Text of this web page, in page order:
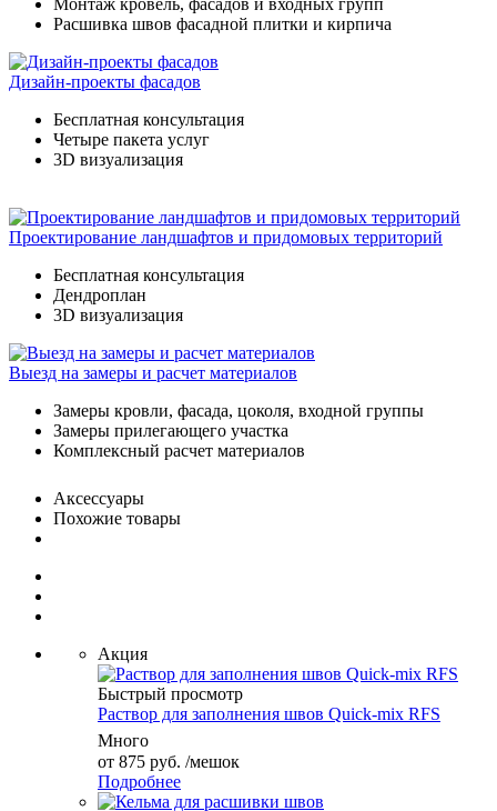
Монтаж кровель, фасадов и входных групп
Расшивка швов фасадной плитки и кирпича
Дизайн-проекты фасадов
Бесплатная консультация
Четыре пакета услуг
3D визуализация
Проектирование ландшафтов и придомовых территорий
Бесплатная консультация
Дендроплан
3D визуализация
Выезд на замеры и расчет материалов
Замеры кровли, фасада, цоколя, входной группы
Замеры прилегающего участка
Комплексный расчет материалов
Аксессуары
Похожие товары
Акция
Быстрый просмотр
Раствор для заполнения швов Quick-mix RFS
Много
от 875 руб. /мешок
Подробнее